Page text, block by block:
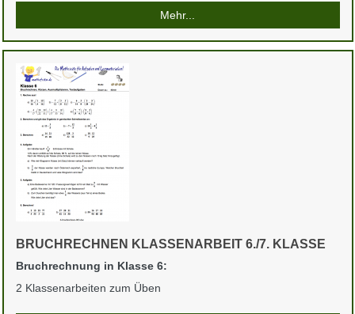
Mehr...
BRUCHRECHNEN KLASSENARBEIT 6./7. KLASSE
Bruchrechnung in Klasse 6:
2 Klassenarbeiten zum Üben